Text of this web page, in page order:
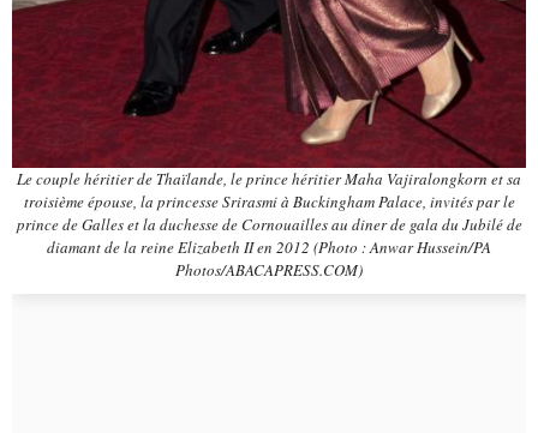
Le couple héritier de Thaïlande, le prince héritier Maha Vajiralongkorn et sa
troisième épouse, la princesse Srirasmi à Buckingham Palace, invités par le
prince de Galles et la duchesse de Cornouailles au diner de gala du Jubilé de
diamant de la reine Elizabeth II en 2012 (Photo : Anwar Hussein/PA
Photos/ABACAPRESS.COM)